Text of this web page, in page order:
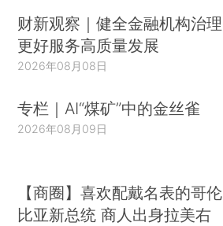
财新观察｜健全金融机构治理
更好服务高质量发展
2026年08月08日
专栏｜AI“煤矿”中的金丝雀
2026年08月09日
【商圈】喜欢配戴名表的哥伦
比亚新总统 商人出身拉美右